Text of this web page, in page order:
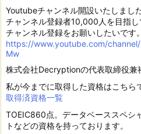
Youtubeチャンネル開設いたしました
チャンネル登録者10,000人を目指
チャンネル登録をお願いしたいです。
https://www.youtube.com/channel/
Mw
株式会社Decryptionの代表取締役兼
私が今までに取得した資格はこちら
取得済資格一覧
TOEIC860点。データベーススペシ
トなどの資格を持っております。